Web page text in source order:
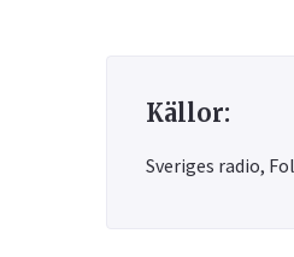
Källor:
Sveriges radio,